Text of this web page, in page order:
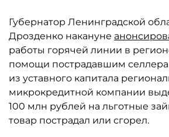
Губернатор Ленинградской
Дрозденко накануне
работы горячей линии в
помощи пострадавшим
из уставного капитала
микрокредитной компании
100 млн рублей на льготные
товар пострадал или сгорел.